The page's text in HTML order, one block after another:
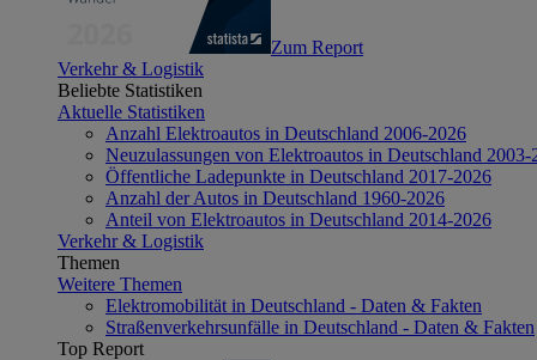
Zum Report
Verkehr & Logistik
Beliebte Statistiken
Aktuelle Statistiken
Anzahl Elektroautos in Deutschland 2006-2026
Neuzulassungen von Elektroautos in Deutschland 2003-
Öffentliche Ladepunkte in Deutschland 2017-2026
Anzahl der Autos in Deutschland 1960-2026
Anteil von Elektroautos in Deutschland 2014-2026
Verkehr & Logistik
Themen
Weitere Themen
Elektromobilität in Deutschland - Daten & Fakten
Straßenverkehrsunfälle in Deutschland - Daten & Fakten
Top Report